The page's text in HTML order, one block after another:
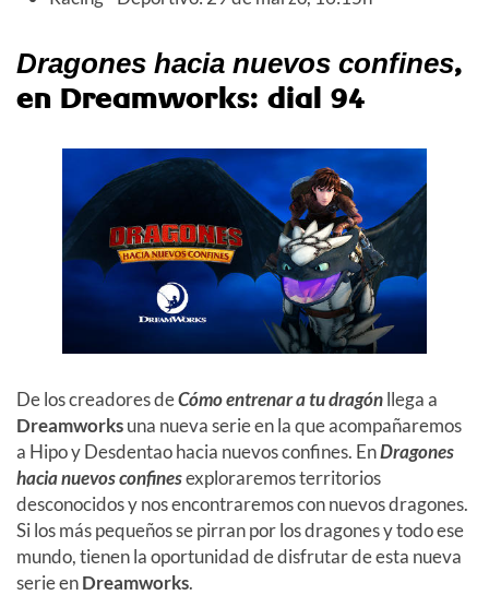
Dragones hacia nuevos confines,
en Dreamworks: dial 94
De los creadores deCómo entrenar a tu dragónllega a
Dreamworksuna nueva serie en la que acompañaremos
a Hipo y Desdentao hacia nuevos confines. EnDragones
hacia nuevos confinesexploraremos territorios
desconocidos y nos encontraremos con nuevos dragones.
Si los más pequeños se pirran por los dragones y todo ese
mundo, tienen la oportunidad de disfrutar de esta nueva
serie enDreamworks.